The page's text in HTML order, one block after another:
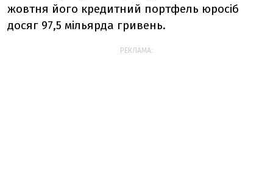
жовтня його кредитний портфель юросіб
досяг 97,5 мільярда гривень.
РЕКЛАМА: